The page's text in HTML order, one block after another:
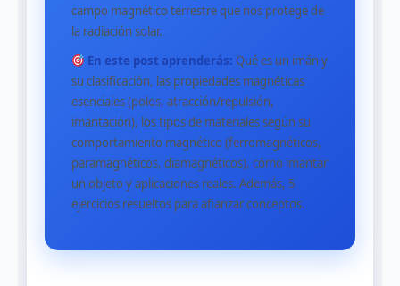
campo magnético terrestre que nos protege de
la radiación solar.
En este post aprenderás: Qué es un imán y
su clasificación, las propiedades magnéticas
esenciales (polos, atracción/repulsión,
imantación), los tipos de materiales según su
comportamiento magnético (ferromagnéticos,
paramagnéticos, diamagnéticos), cómo imantar
un objeto y aplicaciones reales. Además, 5
ejercicios resueltos para afianzar conceptos.